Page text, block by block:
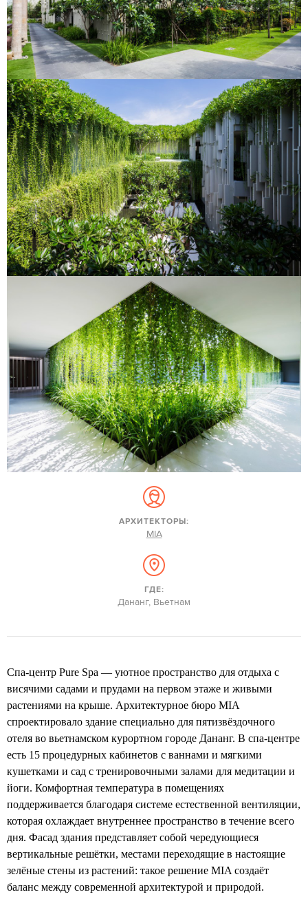
АРХИТЕКТОРЫ:
MIA
ГДЕ:
Дананг, Вьетнам
Спа-центр Pure Spa — уютное пространство для отдыха с
висячими садами и прудами на первом этаже и живыми
растениями на крыше. Архитектурное бюро MIA
спроектировало здание специально для пятизвёздочного
отеля во вьетнамском курортном городе Дананг. В спа-центре
есть 15 процедурных кабинетов с ваннами и мягкими
кушетками и сад с тренировочными залами для медитации и
йоги. Комфортная температура в помещениях
поддерживается благодаря системе естественной вентиляции,
которая охлаждает внутреннее пространство в течение всего
дня. Фасад здания представляет собой чередующиеся
вертикальные решётки, местами переходящие в настоящие
зелёные стены из растений: такое решение MIA создаёт
баланс между современной архитектурой и природой.